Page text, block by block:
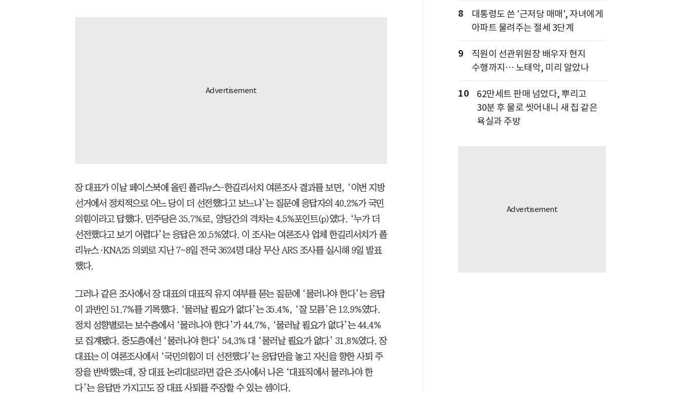
장 대표가 이날 페이스북에 올린 폴리뉴스-한길리서치 여론조사 결과를 보면, ‘이번 지방
선거에서 정치적으로 어느 당이 더 선전했다고 보느냐’는 질문에 응답자의 40.2%가 국민
의힘이라고 답했다. 민주당은 35.7%로, 양당간의 격차는 4.5%포인트(p)였다. ‘누가 더
선전했다고 보기 어렵다’는 응답은 20.5%였다. 이 조사는 여론조사 업체 한길리서치가 폴
리뉴스·KNA25 의뢰로 지난 7~8일 전국 3624명 대상 무산 ARS 조사를 실시해 9일 발표
했다.
그러나 같은 조사에서 장 대표의 대표직 유지 여부를 묻는 질문에 ‘물러나야 한다’는 응답
이 과반인 51.7%를 기록했다. ‘물러날 필요가 없다’는 35.4%, ‘잘 모름’은 12.9%였다.
정치 성향별로는 보수층에서 ‘물러나야 한다’가 44.7%, ‘물러날 필요가 없다’는 44.4%
로 집계됐다. 중도층에선 ‘물러나야 한다’ 54.3% 대 ‘물러날 필요가 없다’ 31.8%였다. 장
대표는 이 여론조사에서 ‘국민의힘이 더 선전했다’는 응답만을 놓고 자신을 향한 사퇴 주
장을 반박했는데, 장 대표 논리대로라면 같은 조사에서 나온 ‘대표직에서 물러나야 한
다’는 응답만 가지고도 장 대표 사퇴를 주장할 수 있는 셈이다.
8
대통령도 쓴 '근저당 매매', 자녀에게
아파트 물려주는 절세 3단계
9
직원이 선관위원장 배우자 현지
수행까지… 노태악, 미리 알았나
10
62만세트 판매 넘었다, 뿌리고
30분 후 물로 씻어내니 새 집 같은
욕실과 주방